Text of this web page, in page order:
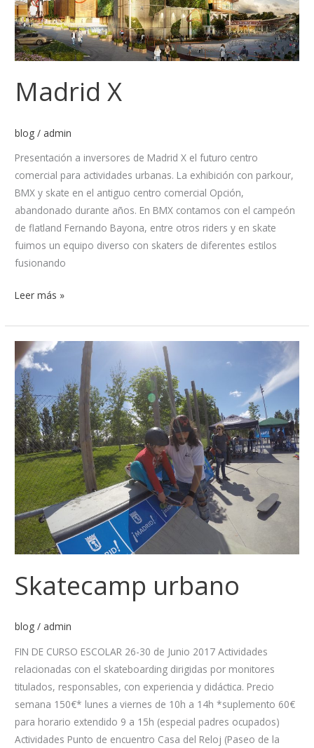
Madrid X
blog / admin
Presentación a inversores de Madrid X el futuro centro
comercial para actividades urbanas. La exhibición con parkour,
BMX y skate en el antiguo centro comercial Opción,
abandonado durante años. En BMX contamos con el campeón
de flatland Fernando Bayona, entre otros riders y en skate
fuimos un equipo diverso con skaters de diferentes estilos
fusionando
Leer más »
Skatecamp urbano
blog / admin
FIN DE CURSO ESCOLAR 26-30 de Junio 2017 Actividades
relacionadas con el skateboarding dirigidas por monitores
titulados, responsables, con experiencia y didáctica. Precio
semana 150€* lunes a viernes de 10h a 14h *suplemento 60€
para horario extendido 9 a 15h (especial padres ocupados)
Actividades Punto de encuentro Casa del Reloj (Paseo de la
Skatecamp
urbano